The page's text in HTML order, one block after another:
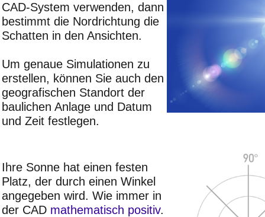
CAD-System verwenden, dann
bestimmt die Nordrichtung die
Schatten in den Ansichten.
Um genaue Simulationen zu
erstellen, können Sie auch den
geografischen Standort der
baulichen Anlage und Datum
und Zeit festlegen.
Ihre Sonne hat einen festen
Platz, der durch einen Winkel
angegeben wird. Wie immer in
der CAD mathematisch positiv.